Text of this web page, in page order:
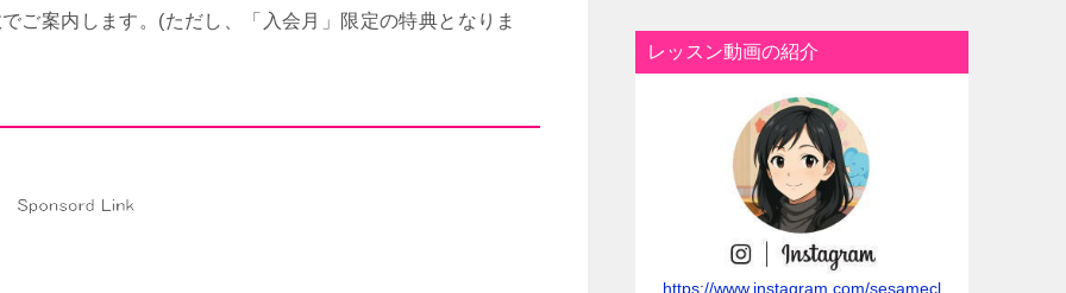
案内します。(ただし、「入会月」限定の特典となりま
レッスン動画の紹介
https://www.instagram.com/sesamecl